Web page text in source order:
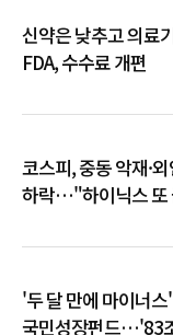
신약은 낮추고 의료
FDA, 수수료 개편
코스피, 중동 악재·
하락…"하이닉스 또
'두 달 만에 마이너스'
국민성장펀드…'83